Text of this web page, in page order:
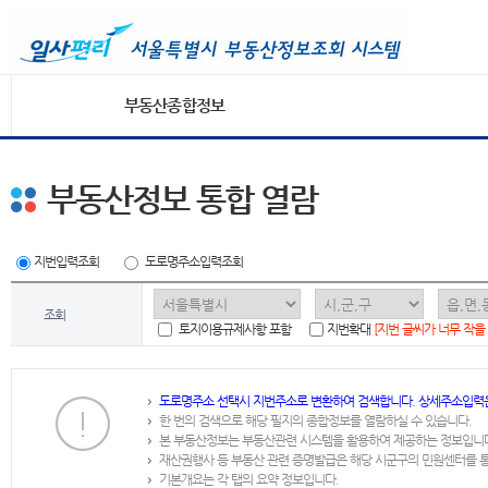
부동산종합정보
부동산정보 통합 열람
지번입력조회 도로명주소입력조회
조회
토지이용규제사항 포함
지번확대 [지번 글씨가 너무 작
도로명주소 선택시 지번주소로 변환하여 검색합니다. 상세주소입
한 번의 검색으로 해당 필지의 종합정보를 열람하실 수 있습니다.
본 부동산정보는 부동산관련 시스템을 활용하여 제공하는 정보입니
재산권행사 등 부동산 관련 증명발급은 해당 시군구의 민원센터를
기본개요는 각 탭의 요약 정보입니다.